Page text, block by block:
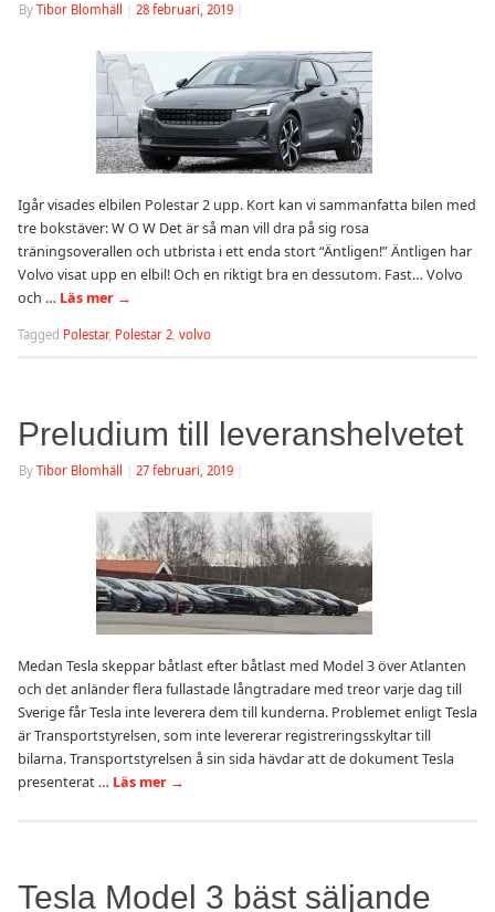
By Tibor Blomhäll 28 februari, 2019
Igår visades elbilen Polestar 2 upp. Kort kan vi sammanfatta bilen med
tre bokstäver: W O W Det är så man vill dra på sig rosa
träningsoverallen och utbrista i ett enda stort “Äntligen!” Äntligen har
Volvo visat upp en elbil! Och en riktigt bra en dessutom. Fast… Volvo
och … Läs mer →
Tagged Polestar, Polestar 2, volvo
Preludium till leveranshelvetet
By Tibor Blomhäll 27 februari, 2019
Medan Tesla skeppar båtlast efter båtlast med Model 3 över Atlanten
och det anländer flera fullastade långtradare med treor varje dag till
Sverige får Tesla inte leverera dem till kunderna. Problemet enligt Tesla
är Transportstyrelsen, som inte levererar registreringsskyltar till
bilarna. Transportstyrelsen å sin sida hävdar att de dokument Tesla
presenterat … Läs mer →
Tesla Model 3 bäst säljande